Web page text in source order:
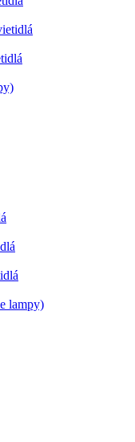
lampy)